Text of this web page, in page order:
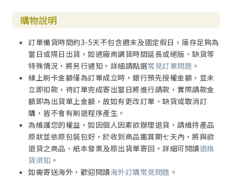
購物說明
訂單備貨時間約3-5天不包含週末及國定假日，庫存足夠為
當日或隔日出貨，如遇廠商調貨時間延長或絕版、缺貨等
特殊情況，將另行通知。詳細請點選常見訂單問題 。
線上刷卡金額僅為訂單成立時，銀行預先授權金額，並未
立即扣款，待訂單完成寄出當日將進行請款，實際請款金
額即為出貨單上金額，故如有更改訂單、缺貨或取消訂
購，皆不會有刷退程序產生。
為維護您的權益，如因個人因素欲辦理退貨，請維持產品
原狀並依原包裝包好，於收到商品鑑賞期七天內，將與欲
退貨之商品、紙本發票及原出貨單寄回。詳細可閱讀退換
貨須知 。
如需寄送海外，歡迎閱讀海外訂購常見問題 。